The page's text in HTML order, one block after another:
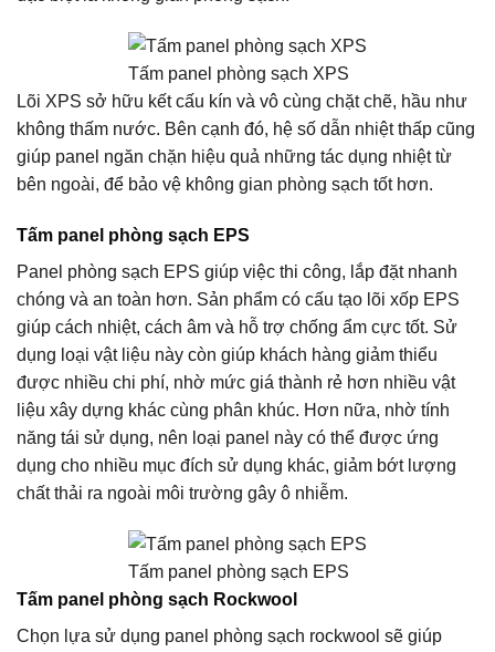
Tấm panel phòng sạch XPS
Lõi XPS sở hữu kết cấu kín và vô cùng chặt chẽ, hầu như
không thấm nước. Bên cạnh đó, hệ số dẫn nhiệt thấp cũng
giúp panel ngăn chặn hiệu quả những tác dụng nhiệt từ
bên ngoài, để bảo vệ không gian phòng sạch tốt hơn.
Tấm panel phòng sạch EPS
Panel phòng sạch EPS giúp việc thi công, lắp đặt nhanh
chóng và an toàn hơn. Sản phẩm có cấu tạo lõi xốp EPS
giúp cách nhiệt, cách âm và hỗ trợ chống ẩm cực tốt. Sử
dụng loại vật liệu này còn giúp khách hàng giảm thiểu
được nhiều chi phí, nhờ mức giá thành rẻ hơn nhiều vật
liệu xây dựng khác cùng phân khúc. Hơn nữa, nhờ tính
năng tái sử dụng, nên loại panel này có thể được ứng
dụng cho nhiều mục đích sử dụng khác, giảm bớt lượng
chất thải ra ngoài môi trường gây ô nhiễm.
Tấm panel phòng sạch EPS
Tấm panel phòng sạch Rockwool
Chọn lựa sử dụng panel phòng sạch rockwool sẽ giúp